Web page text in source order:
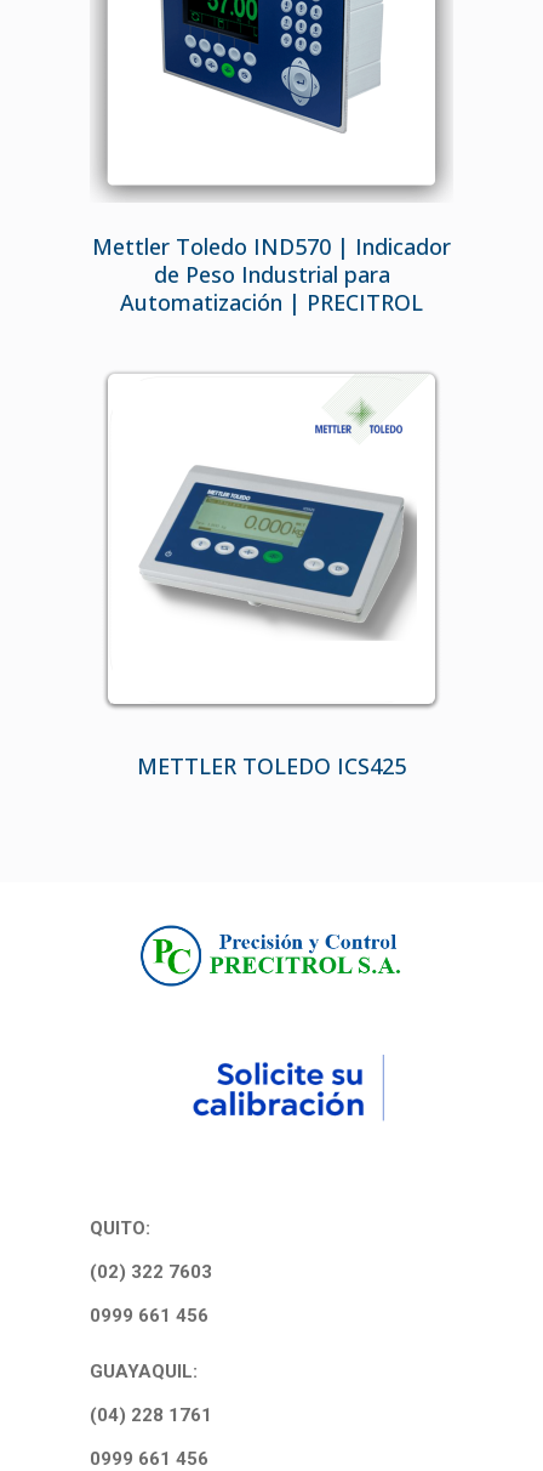
Mettler Toledo IND570 | Indicador
de Peso Industrial para
Automatización | PRECITROL
METTLER TOLEDO ICS425
QUITO:
(02) 322 7603
0999 661 456
GUAYAQUIL:
(04) 228 1761
0999 661 456